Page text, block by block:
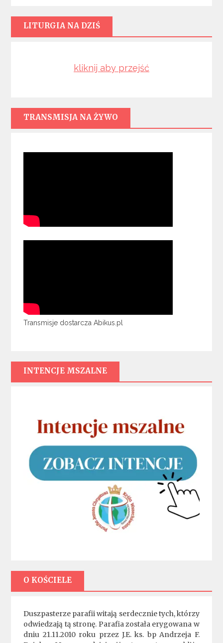
LITURGIA NA DZIŚ
kliknij aby przejść
TRANSMISJA NA ŻYWO
Transmisje dostarcza Abikus.pl
INTENCJE MSZALNE
O KOŚCIELE
Duszpasterze parafii witają serdecznie tych, którzy
odwiedzają tą stronę. Parafia została erygowana w
dniu 21.11.2010 roku przez J.E. ks. bp Andrzeja F.